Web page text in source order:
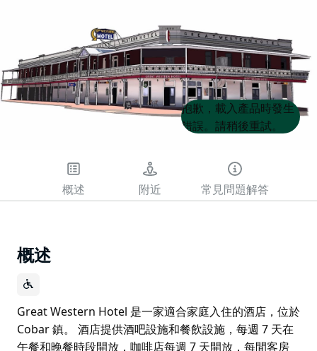
Product
List
Product
List
抱歉，載入產品時發生
錯誤。請稍後重試。
概述 附近 常見問題解答
概述
Great Western Hotel 是一家適合家庭入住的酒店，位於
Cobar 鎮。 酒店提供酒吧設施和餐飲設施，每週 7 天在
午餐和晚餐時段開放，咖啡店每週 7 天開放，每間客房